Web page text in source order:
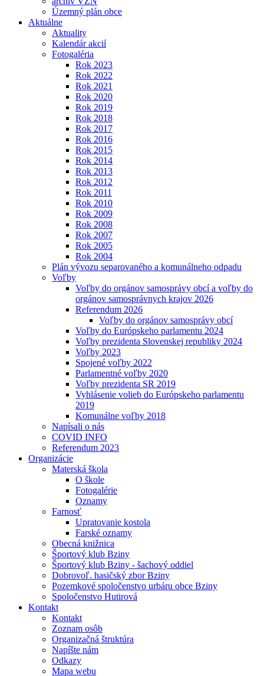
Územný plán obce
Aktuálne
Aktuality
Kalendár akcií
Fotogaléria
Rok 2023
Rok 2022
Rok 2021
Rok 2020
Rok 2019
Rok 2018
Rok 2017
Rok 2016
Rok 2015
Rok 2014
Rok 2013
Rok 2012
Rok 2011
Rok 2010
Rok 2009
Rok 2008
Rok 2007
Rok 2005
Rok 2004
Plán vývozu separovaného a komunálneho odpadu
Voľby
Voľby do orgánov samosprávy obcí a voľby do
orgánov samosprávnych krajov 2026
Referendum 2026
Voľby do orgánov samosprávy obcí
Voľby do Európskeho parlamentu 2024
Voľby prezidenta Slovenskej republiky 2024
Voľby 2023
Spojené voľby 2022
Parlamentné voľby 2020
Voľby prezidenta SR 2019
Vyhlásenie volieb do Európskeho parlamentu
2019
Komunálne voľby 2018
Napísali o nás
COVID INFO
Referendum 2023
Organizácie
Materská škola
O škole
Fotogalérie
Oznamy
Farnosť
Upratovanie kostola
Farské oznamy
Obecná knižnica
Športový klub Bziny
Športový klub Bziny - šachový oddiel
Dobrovoľ. hasičský zbor Bziny
Pozemkové spoločenstvo urbáru obce Bziny
Spoločenstvo Hutirová
Kontakt
Kontakt
Zoznam osôb
Organizačná štruktúra
Napíšte nám
Odkazy
Mapa webu